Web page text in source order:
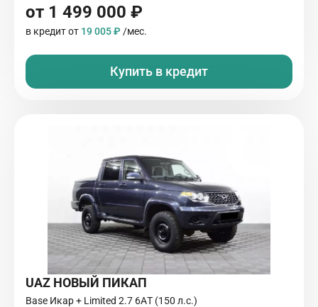
от 1 499 000 ₽
в кредит от 19 005 ₽ /мес.
Купить в кредит
UAZ НОВЫЙ ПИКАП
Base Икар + Limited 2.7 6AТ (150 л.с.)